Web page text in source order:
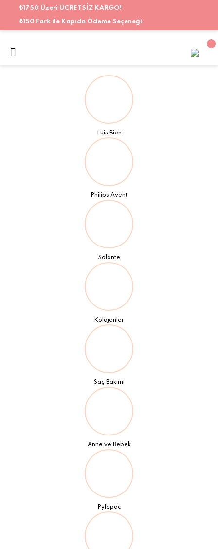
₺1750 Üzeri ÜCRETSİZ KARGO!
₺150 Fark ile Kapıda Ödeme Seçeneği
Luis Bien
Philips Avent
Solante
Kolajenler
Saç Bakımı
Anne ve Bebek
Pylopac